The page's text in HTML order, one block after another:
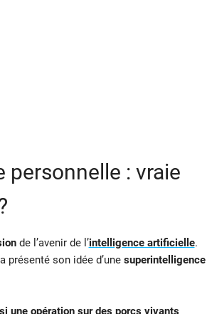
: vraie
de l’avenir de l’intelligence artificielle.
son idée d’une superintelligence
une opération sur des porcs vivants